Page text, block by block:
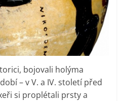
bojovali holýma
– v V. a IV. století před
si proplétali prsty a